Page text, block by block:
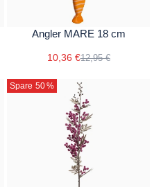
Angler MARE 18 cm
10,36 €12,95 €
Spare 50%